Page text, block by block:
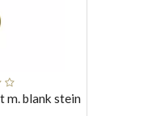
m. blank stein